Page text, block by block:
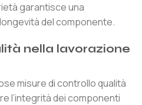
garantisce una
del componente.
nella lavorazione
misure di controllo qualità
l’integrità dei componenti